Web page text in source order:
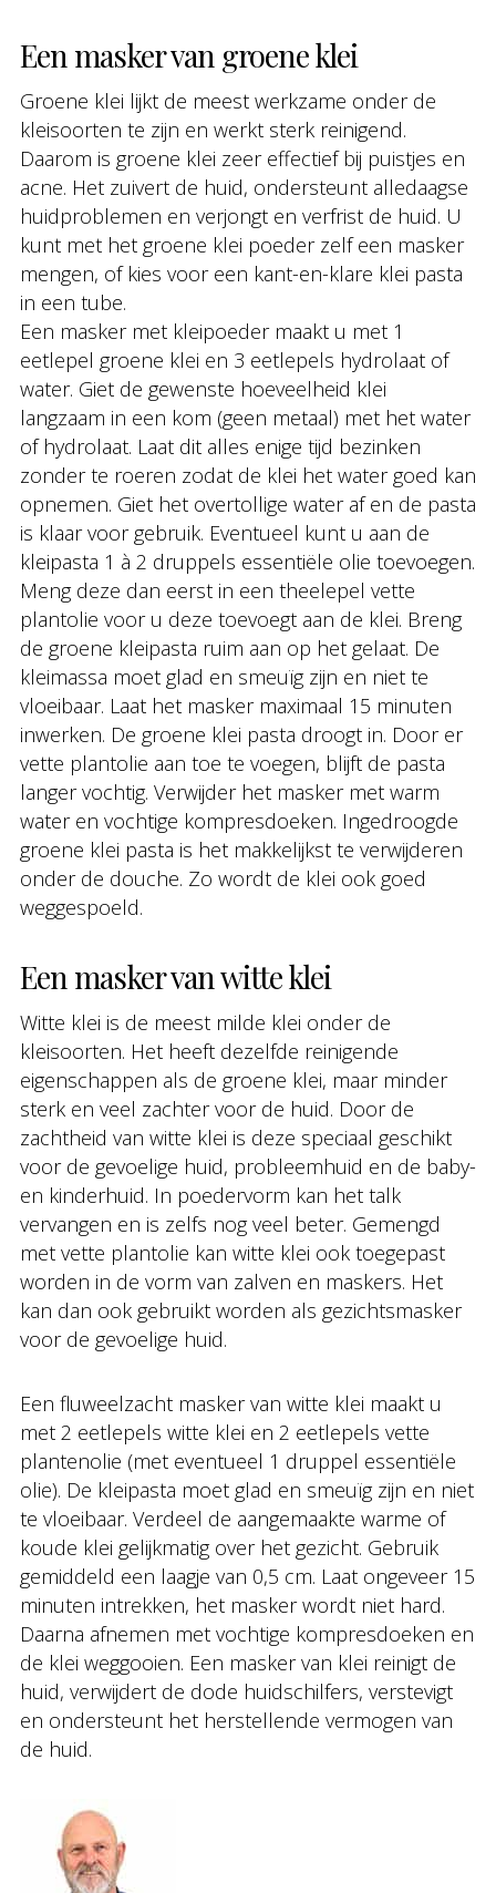
Een masker van groene klei
Groene klei lijkt de meest werkzame onder de
kleisoorten te zijn en werkt sterk reinigend.
Daarom is groene klei zeer effectief bij puistjes en
acne. Het zuivert de huid, ondersteunt alledaagse
huidproblemen en verjongt en verfrist de huid. U
kunt met het groene klei poeder zelf een masker
mengen, of kies voor een kant-en-klare klei pasta
in een tube.
Een masker met kleipoeder maakt u met 1
eetlepel groene klei en 3 eetlepels hydrolaat of
water. Giet de gewenste hoeveelheid klei
langzaam in een kom (geen metaal) met het water
of hydrolaat. Laat dit alles enige tijd bezinken
zonder te roeren zodat de klei het water goed kan
opnemen. Giet het overtollige water af en de pasta
is klaar voor gebruik. Eventueel kunt u aan de
kleipasta 1 à 2 druppels essentiële olie toevoegen.
Meng deze dan eerst in een theelepel vette
plantolie voor u deze toevoegt aan de klei. Breng
de groene kleipasta ruim aan op het gelaat. De
kleimassa moet glad en smeuïg zijn en niet te
vloeibaar. Laat het masker maximaal 15 minuten
inwerken. De groene klei pasta droogt in. Door er
vette plantolie aan toe te voegen, blijft de pasta
langer vochtig. Verwijder het masker met warm
water en vochtige kompresdoeken. Ingedroogde
groene klei pasta is het makkelijkst te verwijderen
onder de douche. Zo wordt de klei ook goed
weggespoeld.
Een masker van witte klei
Witte klei is de meest milde klei onder de
kleisoorten. Het heeft dezelfde reinigende
eigenschappen als de groene klei, maar minder
sterk en veel zachter voor de huid. Door de
zachtheid van witte klei is deze speciaal geschikt
voor de gevoelige huid, probleemhuid en de baby-
en kinderhuid. In poedervorm kan het talk
vervangen en is zelfs nog veel beter. Gemengd
met vette plantolie kan witte klei ook toegepast
worden in de vorm van zalven en maskers. Het
kan dan ook gebruikt worden als gezichtsmasker
voor de gevoelige huid.
Een fluweelzacht masker van witte klei maakt u
met 2 eetlepels witte klei en 2 eetlepels vette
plantenolie (met eventueel 1 druppel essentiële
olie). De kleipasta moet glad en smeuïg zijn en niet
te vloeibaar. Verdeel de aangemaakte warme of
koude klei gelijkmatig over het gezicht. Gebruik
gemiddeld een laagje van 0,5 cm. Laat ongeveer 15
minuten intrekken, het masker wordt niet hard.
Daarna afnemen met vochtige kompresdoeken en
de klei weggooien. Een masker van klei reinigt de
huid, verwijdert de dode huidschilfers, verstevigt
en ondersteunt het herstellende vermogen van
de huid.